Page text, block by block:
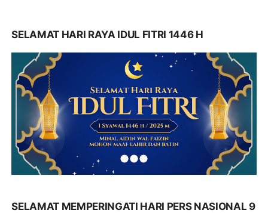
SELAMAT HARI RAYA IDUL FITRI 1446 H
SELAMAT MEMPERINGATI HARI PERS NASIONAL 9